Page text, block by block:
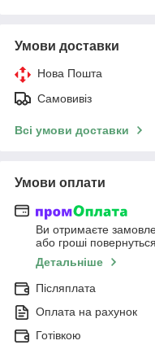
Умови доставки
Нова Пошта
Самовивіз
Всі умови доставки
Умови оплати
Ви отримаєте
або гроші
Детальніше
Післяплата
Оплата на рахунок
Готівкою